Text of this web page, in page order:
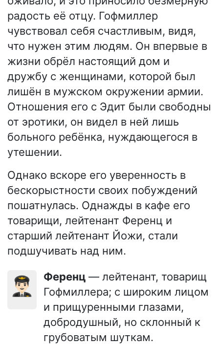
радость её отцу. Гофмиллер
чувствовал себя счастливым, видя,
что нужен этим людям. Он впервые в
жизни обрёл настоящий дом и
дружбу с женщинами, которой был
лишён в мужском окружении армии.
Отношения его с Эдит были свободны
от эротики, он видел в ней лишь
больного ребёнка, нуждающегося в
утешении.
Однако вскоре его уверенность в
бескорыстности своих побуждений
пошатнулась. Однажды в кафе его
товарищи, лейтенант Ференц и
старший лейтенант Йожи, стали
подшучивать над ним.
👨🏻‍✈️ Ференц — лейтенант, товарищ
Гофмиллера; с широким лицом
и прищуренными глазами,
добродушный, но склонный к
грубоватым шуткам.